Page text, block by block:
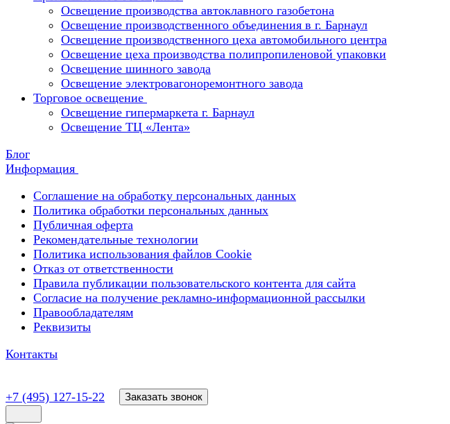
Освещение производства автоклавного газобетона
Освещение производственного объединения в г. Барнаул
Освещение производственного цеха автомобильного центра
Освещение цеха производства полипропиленовой упаковки
Освещение шинного завода
Освещение электровагоноремонтного завода
Торговое освещение
Освещение гипермаркета г. Барнаул
Освещение ТЦ «Лента»
Блог
Информация
Соглашение на обработку персональных данных
Политика обработки персональных данных
Публичная оферта
Рекомендательные технологии
Политика использования файлов Cookie
Отказ от ответственности
Правила публикации пользовательского контента для сайта
Согласие на получение рекламно-информационной рассылки
Правообладателям
Реквизиты
Контакты
+7 (495) 127-15-22 Заказать звонок